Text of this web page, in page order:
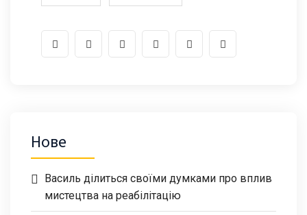
Нове
Василь ділиться своїми думками про вплив
мистецтва на реабілітацію